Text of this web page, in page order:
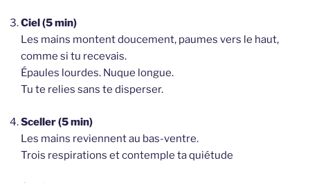
Ciel (5 min)
Les mains montent doucement, paumes vers le haut,
comme si tu recevais.
Épaules lourdes. Nuque longue.
Tu te relies sans te disperser.
Sceller (5 min)
Les mains reviennent au bas-ventre.
Trois respirations et contemple ta quiétude